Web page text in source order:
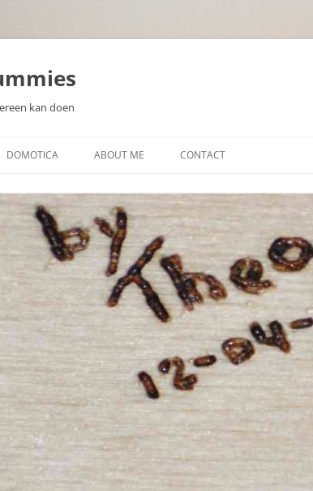
kan doen
DOMOTICA
EEN DOMOTICA CONTROLLER
KIEZEN
ZELF DOMOTICA SENSOREN EN
ACTUATOREN MAKEN
WAT IS EEN MICROCONTROLLER
SOORTEN SENSOREN
DISPLAYS VOOR DOMOTICA
PROJECTEN
ABOUT ME CONTACT